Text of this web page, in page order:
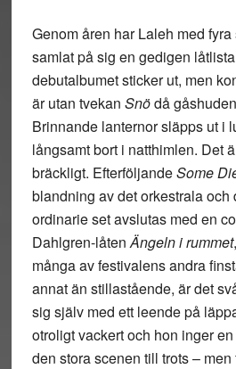
Genom åren har Laleh med
samlat på sig en gedigen
debutalbumet sticker ut, men
är utan tvekan Snödå
Brinnande lanternor släpps ut i
långsamt bort i natthimlen. Det
bräckligt. EfterföljandeSome
blandning av det orkestrala och
ordinarie set avslutas med en
Dahlgren-låtenÄngeln i rummet
många av festivalens andra
annat än stillastående, är det
sig själv med ett leende på
otroligt vackert och hon inger
den stora scenen till trots –